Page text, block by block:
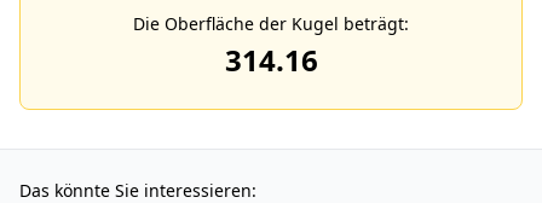
Die Oberfläche der Kugel beträgt:
314.16
Das könnte Sie interessieren: